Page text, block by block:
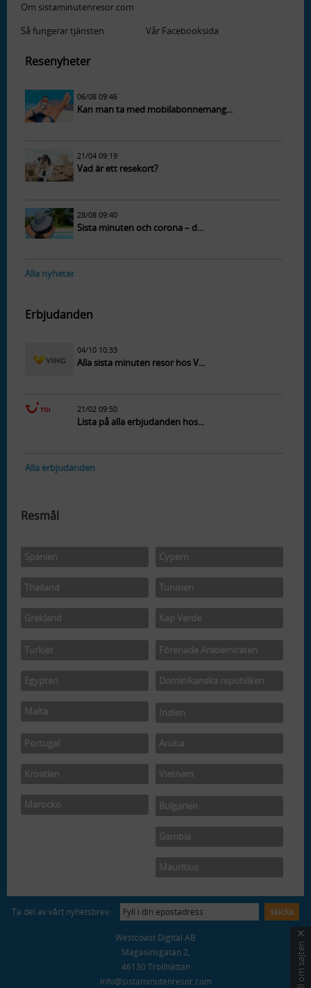
Om sistaminutenresor.com
Så fungerar tjänsten
Vår Facebooksida
Resenyheter
06/08 09:46
Kan man ta med mobilabonnemang...
21/04 09:19
Vad är ett resekort?
28/08 09:40
Sista minuten och corona – d...
Alla nyheter
Erbjudanden
04/10 10:33
Alla sista minuten resor hos V...
21/02 09:50
Lista på alla erbjudanden hos...
Alla erbjudanden
Resmål
Spanien
Thailand
Grekland
Turkiet
Egypten
Malta
Portugal
Kroatien
Marocko
Cypern
Tunisien
Kap Verde
Förenade Arabemiraten
Dominikanska republiken
Indien
Aruba
Vietnam
Bulgarien
Gambia
Mauritius
Ta del av vårt nyhetsbrev:
Westcoast Digital AB
Magasinsgatan 2,
46130 Trollhättan
info@sistaminutenresor.com
×